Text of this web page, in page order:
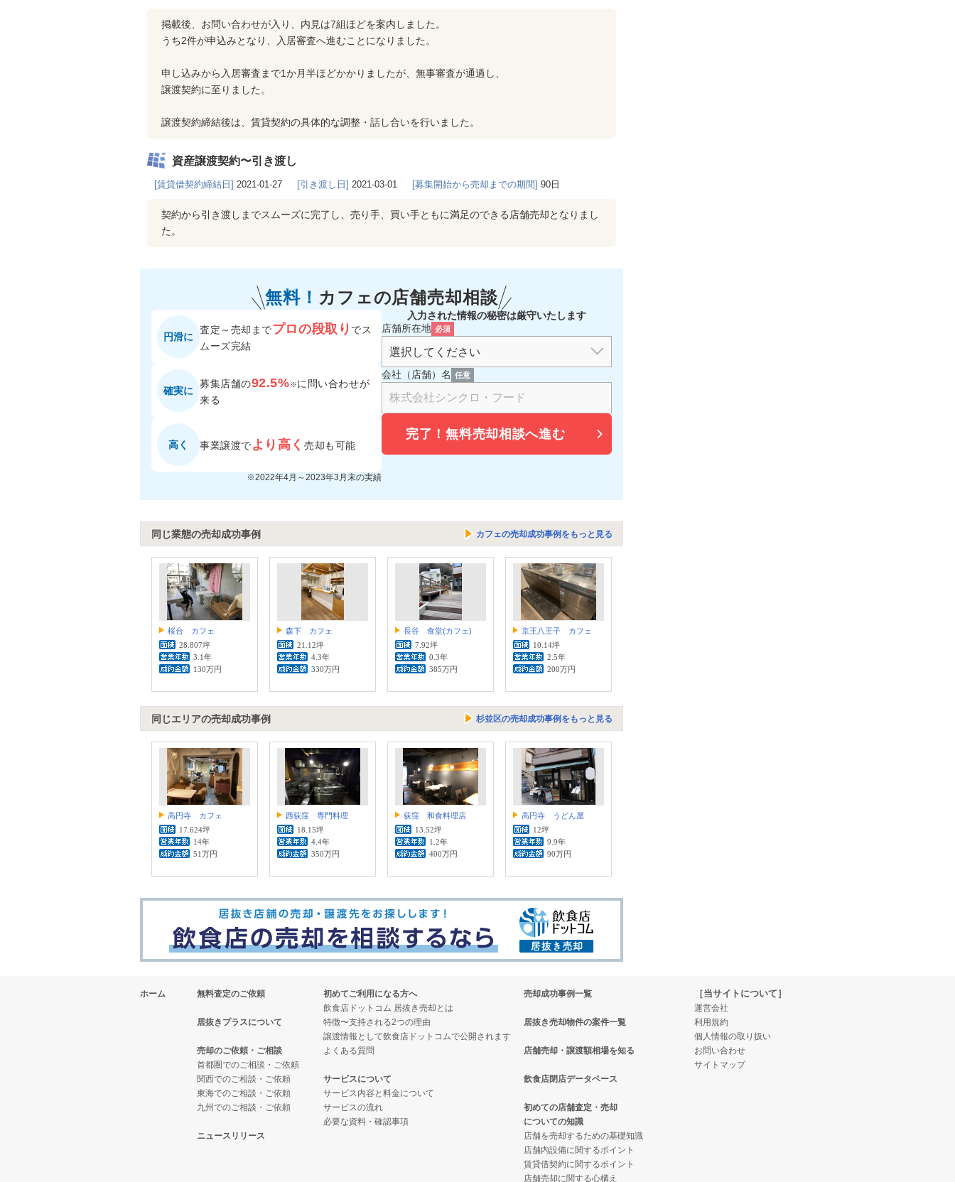
掲載後、お問い合わせが入り、内見は7組ほどを案内しました。
うち2件が申込みとなり、入居審査へ進むことになりました。
申し込みから入居審査まで1か月半ほどかかりましたが、無事審査が通過し、
譲渡契約に至りました。
譲渡契約締結後は、賃貸契約の具体的な調整・話し合いを行いました。
資産譲渡契約〜引き渡し
[賃貸借契約締結日] 2021-01-27 [引き渡し日] 2021-03-01 [募集開始から売却までの期間] 90日
契約から引き渡しまでスムーズに完了し、売り手、買い手ともに満足のできる店舗売却となりまし
た。
無料！ カフェの店舗売却相談
円滑に
査定～売却までプロの段取り でス
ムーズ完結
確実に
募集店舗の92.5%※に 問い合わせが
来る
高く 事業譲渡でより高く売却も可能
※2022年4月～2023年3月末の実績
入力された情報の秘密は厳守いたします
店舗所在地 必須
会社（店舗）名 任意
完了！無料売却相談へ進む
同じ業態の売却成功事例 カフェの売却成功事例をもっと見る
桜台 カフェ
28.807坪
3.1年
130万円
森下 カフェ
21.12坪
4.3年
330万円
長谷 食堂(カフェ)
7.92坪
0.3年
385万円
京王八王子 カフェ
10.14坪
2.5年
200万円
同じエリアの売却成功事例 杉並区の売却成功事例をもっと見る
高円寺 カフェ
17.624坪
14年
51万円
西荻窪 専門料理
18.15坪
4.4年
350万円
荻窪 和食料理店
13.52坪
1.2年
400万円
高円寺 うどん屋
12坪
9.9年
90万円
ホーム 無料査定のご依頼
居抜きプラスについて
売却のご依頼・ご相談
首都圏でのご相談・ご依頼
関西でのご相談・ご依頼
東海でのご相談・ご依頼
九州でのご相談・ご依頼
ニュースリリース
初めてご利用になる方へ
飲食店ドットコム 居抜き売却とは
特徴〜支持される2つの理由
譲渡情報として飲食店ドットコムで公開されます
よくある質問
サービスについて
サービス内容と料金について
サービスの流れ
必要な資料・確認事項
売却成功事例一覧
居抜き売却物件の案件一覧
店舗売却・譲渡額相場を知る
飲食店閉店データベース
初めての店舗査定・売却
についての知識
店舗を売却するための基礎知識
店舗内設備に関するポイント
賃貸借契約に関するポイント
店舗売却に関する心構え
［当サイトについて］
運営会社
利用規約
個人情報の取り扱い
お問い合わせ
サイトマップ